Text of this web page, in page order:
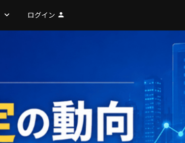
keyboard_arrow_down ログイン person